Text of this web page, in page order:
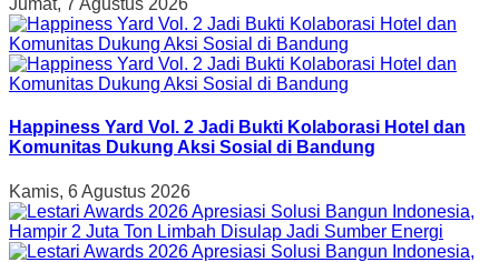
Jumat, 7 Agustus 2026
Happiness Yard Vol. 2 Jadi Bukti Kolaborasi Hotel dan
Komunitas Dukung Aksi Sosial di Bandung
Kamis, 6 Agustus 2026